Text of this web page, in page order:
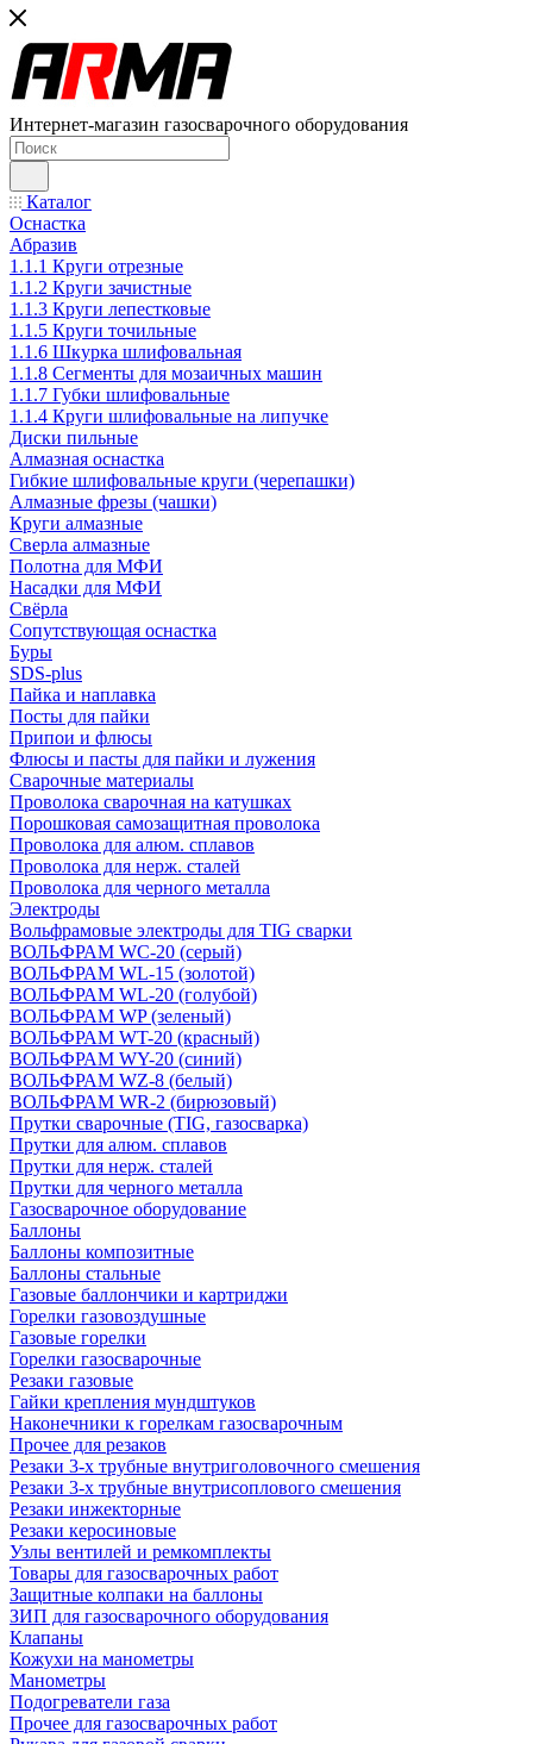
Интернет-магазин газосварочного оборудования
Каталог
Оснастка
Абразив
1.1.1 Круги отрезные
1.1.2 Круги зачистные
1.1.3 Круги лепестковые
1.1.5 Круги точильные
1.1.6 Шкурка шлифовальная
1.1.8 Сегменты для мозаичных машин
1.1.7 Губки шлифовальные
1.1.4 Круги шлифовальные на липучке
Диски пильные
Алмазная оснастка
Гибкие шлифовальные круги (черепашки)
Алмазные фрезы (чашки)
Круги алмазные
Сверла алмазные
Полотна для МФИ
Насадки для МФИ
Свёрла
Сопутствующая оснастка
Буры
SDS-plus
Пайка и наплавка
Посты для пайки
Припои и флюсы
Флюсы и пасты для пайки и лужения
Сварочные материалы
Проволока сварочная на катушках
Порошковая самозащитная проволока
Проволока для алюм. сплавов
Проволока для нерж. сталей
Проволока для черного металла
Электроды
Вольфрамовые электроды для TIG сварки
ВОЛЬФРАМ WC-20 (серый)
ВОЛЬФРАМ WL-15 (золотой)
ВОЛЬФРАМ WL-20 (голубой)
ВОЛЬФРАМ WP (зеленый)
ВОЛЬФРАМ WT-20 (красный)
ВОЛЬФРАМ WY-20 (синий)
ВОЛЬФРАМ WZ-8 (белый)
ВОЛЬФРАМ WR-2 (бирюзовый)
Прутки сварочные (TIG, газосварка)
Прутки для алюм. сплавов
Прутки для нерж. сталей
Прутки для черного металла
Газосварочное оборудование
Баллоны
Баллоны композитные
Баллоны стальные
Газовые баллончики и картриджи
Горелки газовоздушные
Газовые горелки
Горелки газосварочные
Резаки газовые
Гайки крепления мундштуков
Наконечники к горелкам газосварочным
Прочее для резаков
Резаки 3-х трубные внутриголовочного смешения
Резаки 3-х трубные внутрисоплового смешения
Резаки инжекторные
Резаки керосиновые
Узлы вентилей и ремкомплекты
Товары для газосварочных работ
Защитные колпаки на баллоны
ЗИП для газосварочного оборудования
Клапаны
Кожухи на манометры
Манометры
Подогреватели газа
Прочее для газосварочных работ